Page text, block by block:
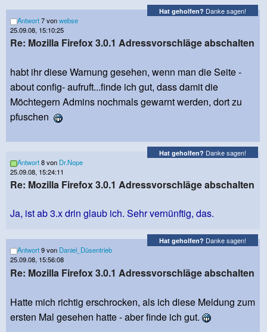
Hat geholfen? Danke sagen!
Antwort7 vonwebse
25.09.08, 15:10:25
Re: Mozilla Firefox 3.0.1 Adressvorschläge abschalten
habt ihr diese Warnung gesehen, wenn man die Seite -
about config- aufruft...finde ich gut, dass damit die
Möchtegern Admins nochmals gewarnt werden, dort zu
pfuschen
Hat geholfen? Danke sagen!
Antwort8 von Dr.Nope
25.09.08, 15:24:11
Re: Mozilla Firefox 3.0.1 Adressvorschläge abschalten
Ja, ist ab 3.x drin glaub ich. Sehr vernünftig, das.
Hat geholfen? Danke sagen!
Antwort9 von Daniel_Düsentrieb
25.09.08, 15:56:08
Re: Mozilla Firefox 3.0.1 Adressvorschläge abschalten
Hatte mich richtig erschrocken, als ich diese Meldung zum
ersten Mal gesehen hatte - aber finde ich gut.